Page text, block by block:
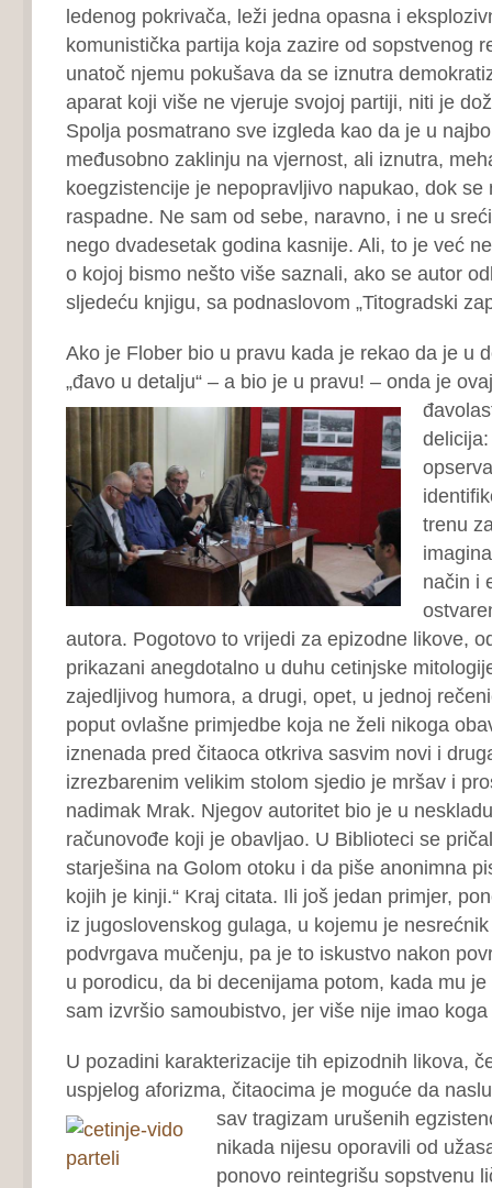
ledenog pokrivača, leži jedna opasna i
komunistička partija koja zazire od sopstvenog
unatoč njemu pokušava da se iznutra
aparat koji više ne vjeruje svojoj partiji, niti je
Spolja posmatrano sve izgleda kao da je u
međusobno zaklinju na vjernost, ali iznutra,
koegzistencije je nepopravljivo napukao, dok se
raspadne. Ne sam od sebe, naravno, i ne u
nego dvadesetak godina kasnije. Ali, to je već
o kojoj bismo nešto više saznali, ako se autor
sljedeću knjigu, sa podnaslovom „Titogradski
Ako je Flober bio u pravu kada je rekao da je u
„đavo u detalju“ – a bio je u pravu! – onda je
trenu
način i
autora. Pogotovo to vrijedi za epizodne likove,
prikazani anegdotalno u duhu cetinjske
zajedljivog humora, a drugi, opet, u jednoj
poput ovlašne primjedbe koja ne želi nikoga
iznenada pred čitaoca otkriva sasvim novi i
izrezbarenim velikim stolom sjedio je mršav i
nadimak Mrak. Njegov autoritet bio je u
računovođe koji je obavljao. U Biblioteci se
starješina na Golom otoku i da piše anonimna
kojih je kinji.“ Kraj citata. Ili još jedan primjer,
iz jugoslovenskog gulaga, u kojemu je
podvrgava mučenju, pa je to iskustvo nakon
u porodicu, da bi decenijama potom, kada mu
sam izvršio samoubistvo, jer više nije imao
U pozadini karakterizacije tih epizodnih likova,
uspjelog aforizma, čitaocima je moguće da
sav tragizam urušenih
nikada nijesu oporavili od
ponovo reintegrišu sopstvenu